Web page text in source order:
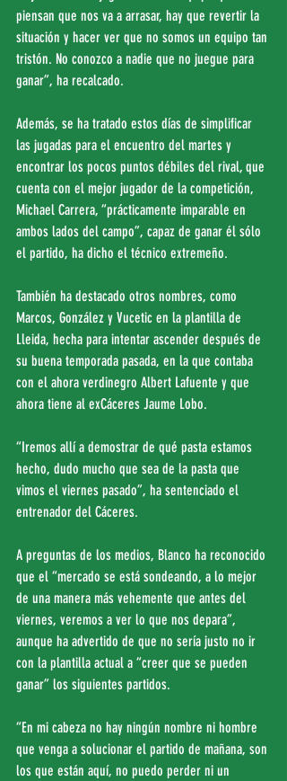
piensan que nos va a arrasar, hay que revertir la
situación y hacer ver que no somos un equipo tan
tristón. No conozco a nadie que no juegue para
ganar”, ha recalcado.
Además, se ha tratado estos días de simplificar
las jugadas para el encuentro del martes y
encontrar los pocos puntos débiles del rival, que
cuenta con el mejor jugador de la competición,
Michael Carrera, “prácticamente imparable en
ambos lados del campo”, capaz de ganar él sólo
el partido, ha dicho el técnico extremeño.
También ha destacado otros nombres, como
Marcos, González y Vucetic en la plantilla de
Lleida, hecha para intentar ascender después de
su buena temporada pasada, en la que contaba
con el ahora verdinegro Albert Lafuente y que
ahora tiene al exCáceres Jaume Lobo.
“Iremos allí a demostrar de qué pasta estamos
hecho, dudo mucho que sea de la pasta que
vimos el viernes pasado”, ha sentenciado el
entrenador del Cáceres.
A preguntas de los medios, Blanco ha reconocido
que el “mercado se está sondeando, a lo mejor
de una manera más vehemente que antes del
viernes, veremos a ver lo que nos depara”,
aunque ha advertido de que no sería justo no ir
con la plantilla actual a “creer que se pueden
ganar” los siguientes partidos.
“En mi cabeza no hay ningún nombre ni hombre
que venga a solucionar el partido de mañana, son
los que están aquí, no puedo perder ni un